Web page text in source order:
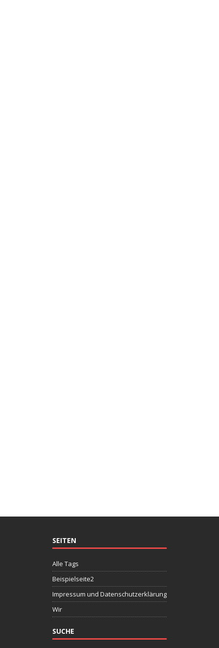
SEITEN
Alle Tags
Beispielseite2
Impressum und Datenschutzerklärung
Wir
SUCHE